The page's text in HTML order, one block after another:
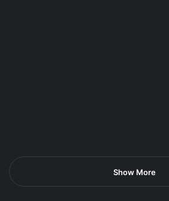
Show More